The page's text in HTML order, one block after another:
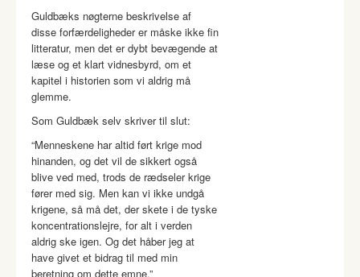
Guldbæks nøgterne beskrivelse af
disse forfærdeligheder er måske ikke fin
litteratur, men det er dybt bevægende at
læse og et klart vidnesbyrd, om et
kapitel i historien som vi aldrig må
glemme.
Som Guldbæk selv skriver til slut:
“Menneskene har altid ført krige mod
hinanden, og det vil de sikkert også
blive ved med, trods de rædseler krige
fører med sig. Men kan vi ikke undgå
krigene, så må det, der skete i de tyske
koncentrationslejre, for alt i verden
aldrig ske igen. Og det håber jeg at
have givet et bidrag til med min
beretning om dette emne.”